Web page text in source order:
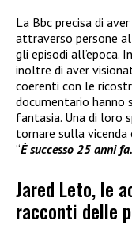
La Bbc precisa di
attraverso persone
gli episodi all’epoca.
inoltre di aver
coerenti con le
documentario hanno
fantasia. Una di loro
tornare sulla
“È successo 25 anni
Jared Leto, le
racconti delle